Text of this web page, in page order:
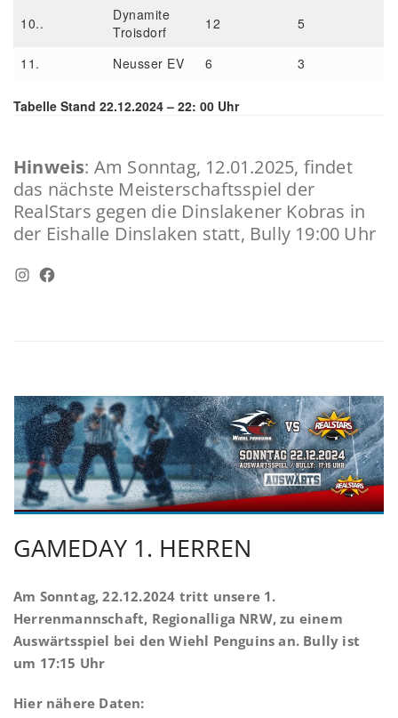
10..
Dynamite
Troisdorf
12 5
11. Neusser EV 6 3
Tabelle Stand 22.12.2024 – 22: 00 Uhr
Hinweis: Am Sonntag, 12.01.2025, findet
das nächste Meisterschaftsspiel der
RealStars gegen die Dinslakener Kobras in
der Eishalle Dinslaken statt, Bully 19:00 Uhr
Instagram
Facebook
GAMEDAY 1. HERREN
Am Sonntag, 22.12.2024 tritt unsere 1.
Herrenmannschaft, Regionalliga NRW, zu einem
Auswärtsspiel bei den Wiehl Penguins an. Bully ist
um 17:15 Uhr
Hier nähere Daten: